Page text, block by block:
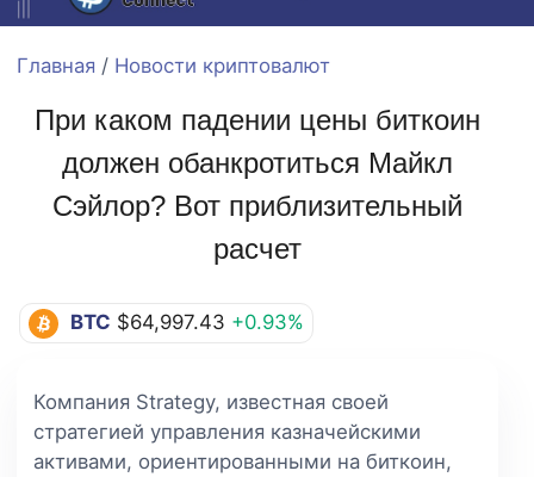
Главная / Новости криптовалют
При каком падении цены биткоин
должен обанкротиться Майкл
Сэйлор? Вот приблизительный
расчет
BTC $64,997.43 +0.93%
Компания Strategy, известная своей
стратегией управления казначейскими
активами, ориентированными на биткоин,